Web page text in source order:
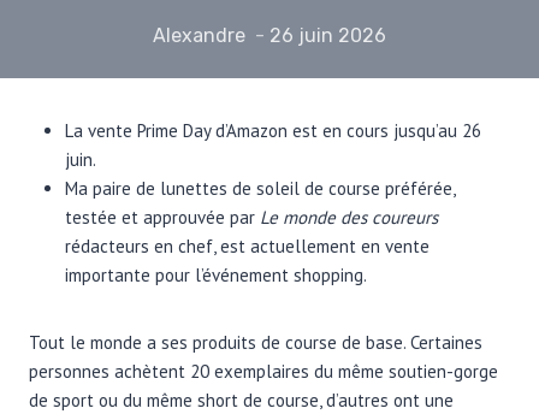
Alexandre 26 juin 2026
La vente Prime Day d’Amazon est en cours jusqu’au 26
juin.
Ma paire de lunettes de soleil de course préférée,
testée et approuvée par Le monde des coureurs
rédacteurs en chef, est actuellement en vente
importante pour l’événement shopping.
Tout le monde a ses produits de course de base. Certaines
personnes achètent 20 exemplaires du même soutien-gorge
de sport ou du même short de course, d’autres ont une